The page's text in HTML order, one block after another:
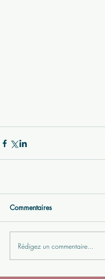
Commentaires
Rédigez un commentaire...